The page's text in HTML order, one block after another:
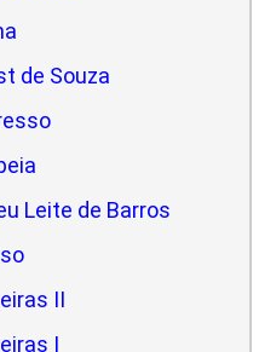
de Souza
Leite de Barros
II
I